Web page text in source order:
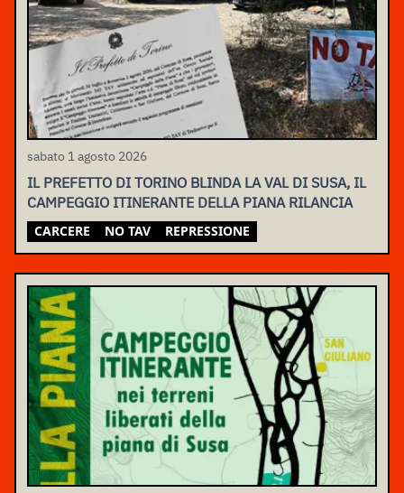
sabato 1 agosto 2026
IL PREFETTO DI TORINO BLINDA LA VAL DI SUSA, IL
CAMPEGGIO ITINERANTE DELLA PIANA RILANCIA
CARCERE NO TAV REPRESSIONE